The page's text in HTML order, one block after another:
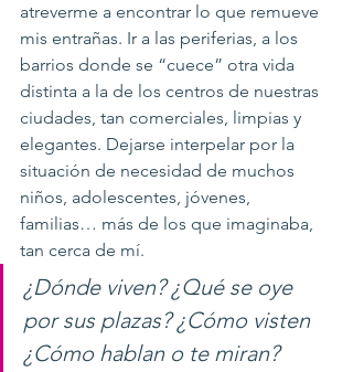
atreverme a encontrar lo que remueve
mis entrañas. Ir a las periferias, a los
barrios donde se “cuece” otra vida
distinta a la de los centros de nuestras
ciudades, tan comerciales, limpias y
elegantes. Dejarse interpelar por la
situación de necesidad de muchos
niños, adolescentes, jóvenes,
familias… más de los que imaginaba,
tan cerca de mí.
¿Dónde viven? ¿Qué se oye
por sus plazas? ¿Cómo visten
¿Cómo hablan o te miran?